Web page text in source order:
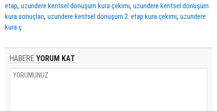
etap, uzundere kentsel dönüşüm kura çekimi, uzundere kentsel dönüşüm
kura sonuçları, uzundere kentsel dönüşüm 2. etap kura çekimi, uzundere
kura ç
HABERE YORUM KAT